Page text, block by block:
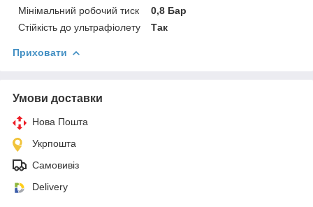
Мінімальний робочий тиск
0,8 Бар
Стійкість до ультрафіолету
Так
Приховати
Умови доставки
Нова Пошта
Укрпошта
Самовивіз
Delivery